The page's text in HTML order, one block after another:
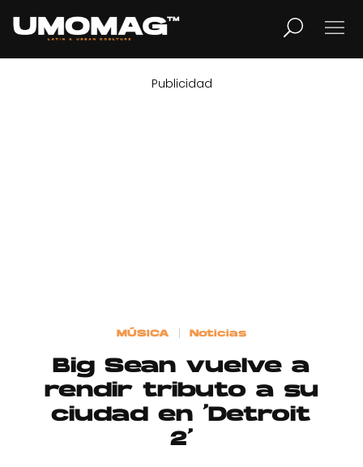
LIFESTYLE
Contacto
Aviso Legal
Publicidad
MÚSICA Noticias
Big Sean vuelve a
rendir tributo a su
ciudad en ‘Detroit
2’